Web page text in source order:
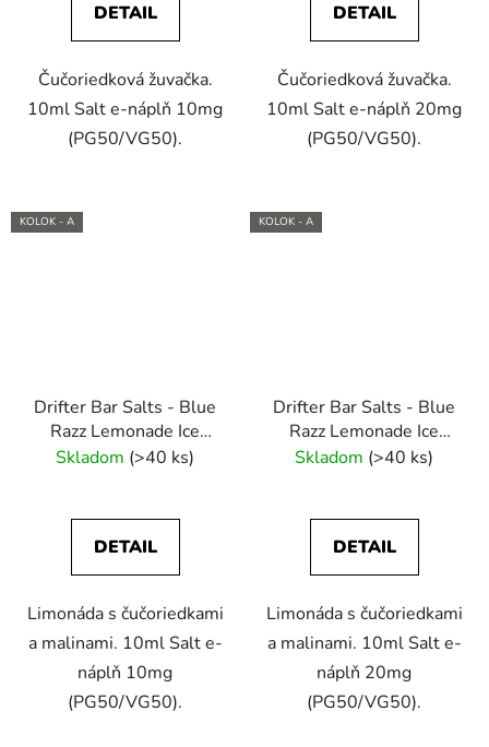
DETAIL
Čučoriedková žuvačka.
10ml Salt e-náplň 10mg
(PG50/VG50).
DETAIL
Čučoriedková žuvačka.
10ml Salt e-náplň 20mg
(PG50/VG50).
KOLOK - A
Drifter Bar Salts - Blue
Razz Lemonade Ice
10ml (10mg) e-liquid
Skladom (>40 ks)
DETAIL
Limonáda s čučoriedkami
a malinami. 10ml Salt e-
náplň 10mg
(PG50/VG50).
KOLOK - A
Drifter Bar Salts - Blue
Razz Lemonade Ice
10ml (20mg) e-liquid
Skladom (>40 ks)
DETAIL
Limonáda s čučoriedkami
a malinami. 10ml Salt e-
náplň 20mg
(PG50/VG50).